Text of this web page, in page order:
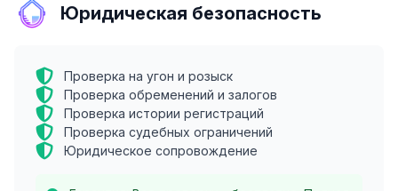
Юридическая безопасность
Проверка на угон и розыск
Проверка обременений и залогов
Проверка истории регистраций
Проверка судебных ограничений
Юридическое сопровождение